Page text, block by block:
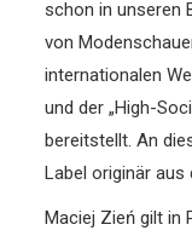
schon in unseren
von
internationalen
und der „High-
bereitstellt. An
Label originär aus
Maciej Zień gilt in